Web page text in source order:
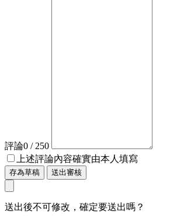
評論0 / 250
上述評論內容確實由本人填寫
存為草稿 送出審核
送出後不可修改，確定要送出嗎？